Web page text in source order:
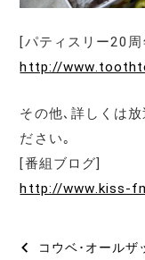
[パティスリー20
http://
その他､詳しくは
ださい｡
[番組ブログ]
http://www.kiss-
投
コウベ･オール